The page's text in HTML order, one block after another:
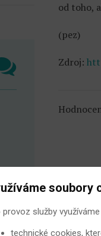
od toho,
(pez)
Zdroj:
soubory
provoz služby
technické cookies,